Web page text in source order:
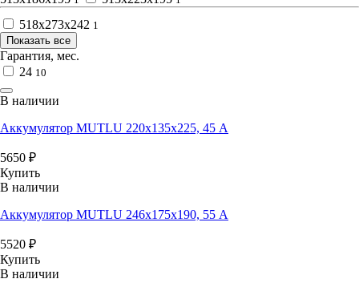
518x273x242 1
Показать все
Гарантия, мес.
24 10
В наличии
Аккумулятор MUTLU 220x135х225, 45 А
5650 ₽
Купить
В наличии
Аккумулятор MUTLU 246x175x190, 55 А
5520 ₽
Купить
В наличии